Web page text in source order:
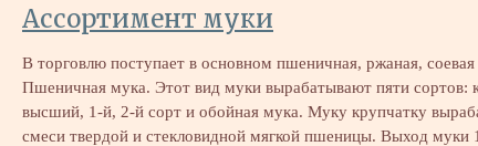
Ассортимент муки
В торговлю поступает в основном пшеничная, ржаная,
Пшеничная мука. Этот вид муки вырабатывают пяти сортов:
высший, 1-й, 2-й сорт и обойная мука. Муку крупчатку
смеси твердой и стекловидной мягкой пшеницы. Выход муки